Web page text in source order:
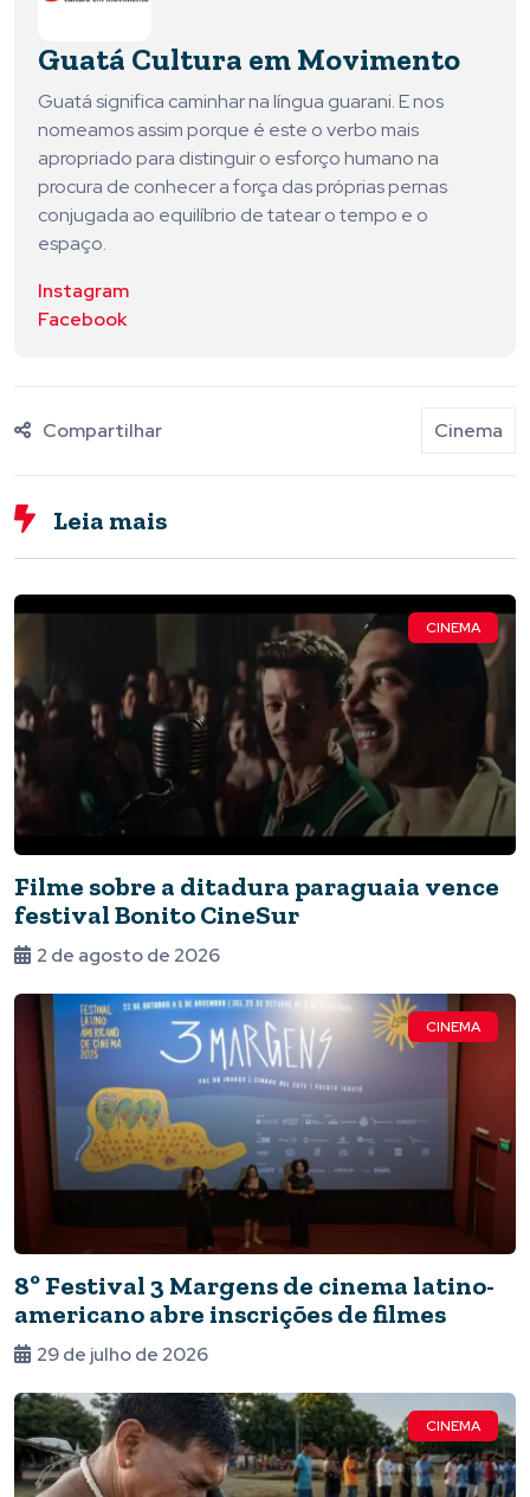
Guatá Cultura em Movimento
Guatá significa caminhar na língua guarani. E nos
nomeamos assim porque é este o verbo mais
apropriado para distinguir o esforço humano na
procura de conhecer a força das próprias pernas
conjugada ao equilíbrio de tatear o tempo e o
espaço.
Instagram
Facebook
Compartilhar Cinema
Leia mais
CINEMA
Filme sobre a ditadura paraguaia vence
festival Bonito CineSur
2 de agosto de 2026
CINEMA
8º Festival 3 Margens de cinema latino-
americano abre inscrições de filmes
29 de julho de 2026
CINEMA